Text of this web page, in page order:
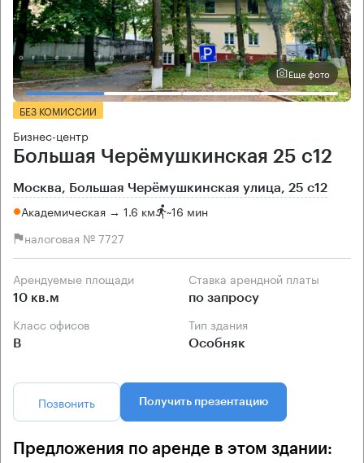
Еще фото
БЕЗ КОМИССИИ
Бизнес-центр
Большая Черёмушкинская 25 с12
Москва, Большая Черёмушкинская улица, 25 с12
Академическая → 1.6 км ~16 мин
налоговая № 7727
Арендуемые площади
10 кв.м
Ставка арендной платы
по запросу
Класс офисов
B
Тип здания
Особняк
Позвонить Получить презентацию
Предложения по аренде в этом здании: